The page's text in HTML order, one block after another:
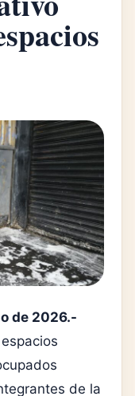
de 2026.-
de la